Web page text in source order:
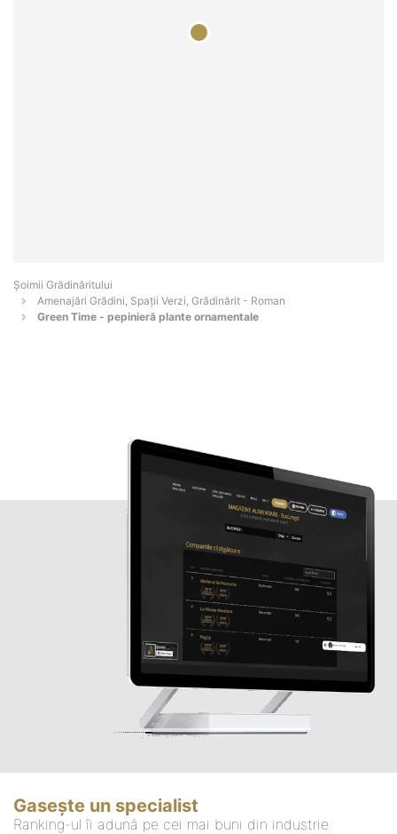
Șoimii Grădinăritului
Amenajări Grădini, Spații Verzi, Grădinărit - Roman
Green Time - pepinieră plante ornamentale
Gasește un specialist
Ranking-ul îi adună pe cei mai buni din industrie